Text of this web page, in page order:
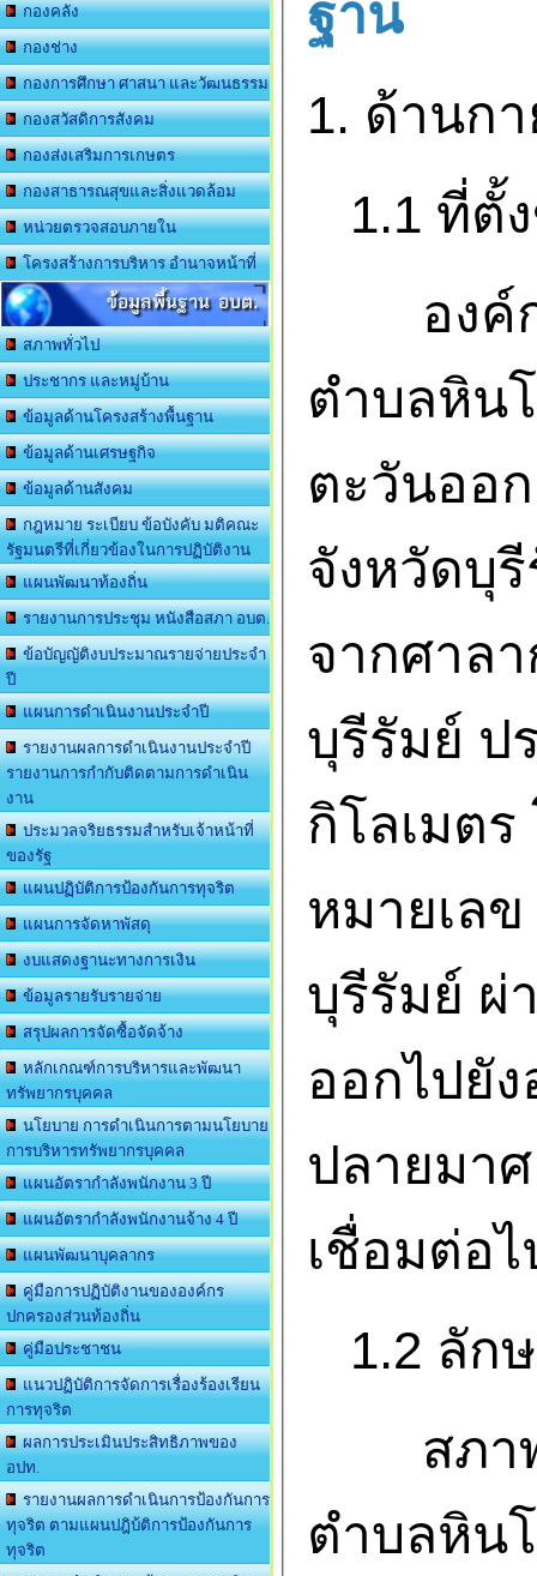
กองคลัง
กองช่าง
กองการศึกษา ศาสนา และวัฒนธรรม
กองสวัสดิการสังคม
กองส่งเสริมการเกษตร
กองสาธารณสุขและสิ่งแวดล้อม
หน่วยตรวจสอบภายใน
โครงสร้างการบริหาร อำนาจหน้าที่
ข้อมูลพื้นฐาน อบต.
สภาพทั่วไป
ประชากร และหมู่บ้าน
ข้อมูลด้านโครงสร้างพื้นฐาน
ข้อมูลด้านเศรษฐกิจ
ข้อมูลด้านสังคม
กฎหมาย ระเบียบ ข้อบังคับ มติคณะ
รัฐมนตรีที่เกี่ยวข้องในการปฏิบัติงาน
แผนพัฒนาท้องถิ่น
รายงานการประชุม หนังสือสภา อบต.
ข้อบัญญัติงบประมาณรายจ่ายประจำ
ปี
แผนการดำเนินงานประจำปี
รายงานผลการดำเนินงานประจำปี
รายงานการกำกับติดตามการดำเนิน
งาน
ประมวลจริยธรรมสำหรับเจ้าหน้าที่
ของรัฐ
แผนปฏิบัติการป้องกันการทุจริต
แผนการจัดหาพัสดุ
งบแสดงฐานะทางการเงิน
ข้อมูลรายรับรายจ่าย
สรุปผลการจัดซื้อจัดจ้าง
หลักเกณฑ์การบริหารและพัฒนา
ทรัพยากรบุคคล
นโยบาย การดำเนินการตามนโยบาย
การบริหารทรัพยากรบุคคล
แผนอัตรากำลังพนักงาน 3 ปี
แผนอัตรากำลังพนักงานจ้าง 4 ปี
แผนพัฒนาบุคลากร
คู่มือการปฏิบัติงานขององค์กร
ปกครองส่วนท้องถิ่น
คู่มือประชาชน
แนวปฏิบัติการจัดการเรื่องร้องเรียน
การทุจริต
ผลการประเมินประสิทธิภาพของ
อปท.
รายงานผลการดำเนินการป้องกันการ
ทุจริต ตามแผนปฎิบ้ติการป้องกันการ
ทุจริต
ฐาน
1. ด้านก
1.1 ที่ตั้
องค์ก
ตำบลหิน
ตะวันออ
จังหวัดบุ
จากศาล
บุรีรัมย์ ป
กิโลเมต
หมายเล
บุรีรัมย์ ผ่
ออกไปยัง
ปลายมา
เชื่อมต่อ
1.2 ลัก
สภาพ
ตำบลหิน